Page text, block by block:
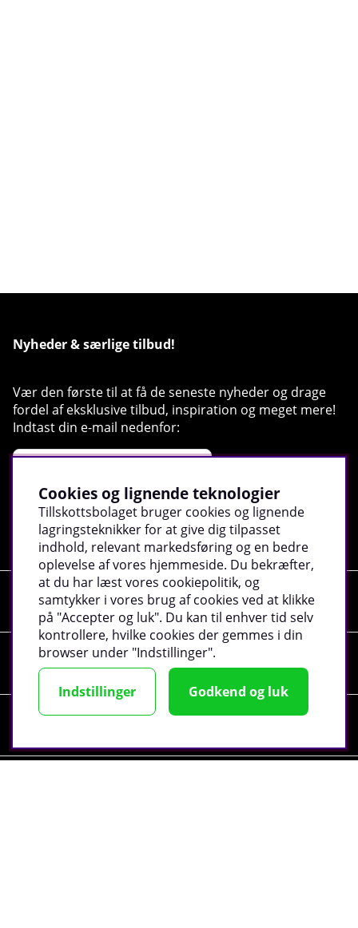
Nyheder & særlige tilbud!
Vær den første til at få de seneste nyheder og drage
fordel af eksklusive tilbud, inspiration og meget mere!
Indtast din e-mail nedenfor:
Registrer
Shopping
Information
Cookies og lignende teknologier
Tillskottsbolaget bruger cookies og lignende
lagringsteknikker for at give dig tilpasset
indhold, relevant markedsføring og en bedre
oplevelse af vores hjemmeside. Du bekræfter,
at du har læst vores cookiepolitik, og
samtykker i vores brug af cookies ved at klikke
på "Accepter og luk". Du kan til enhver tid selv
kontrollere, hvilke cookies der gemmes i din
browser under "Indstillinger".
Indstillinger Godkend og luk